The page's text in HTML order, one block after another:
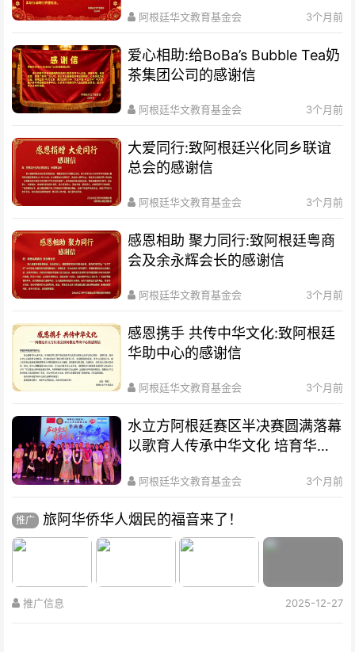
阿根廷华文教育基金会 3个月前
爱心相助:给BoBa’s Bubble Tea奶
茶集团公司的感谢信
阿根廷华文教育基金会 3个月前
大爱同行:致阿根廷兴化同乡联谊
总会的感谢信
阿根廷华文教育基金会 3个月前
感恩相助 聚力同行:致阿根廷粤商
会及余永辉会长的感谢信
阿根廷华文教育基金会 3个月前
感恩携手 共传中华文化:致阿根廷
华助中心的感谢信
阿根廷华文教育基金会 3个月前
水立方阿根廷赛区半决赛圆满落幕
以歌育人传承中华文化 培育华裔
阿根廷华文教育基金会 3个月前
推广 旅阿华侨华人烟民的福音来了！
推广信息 2025-12-27